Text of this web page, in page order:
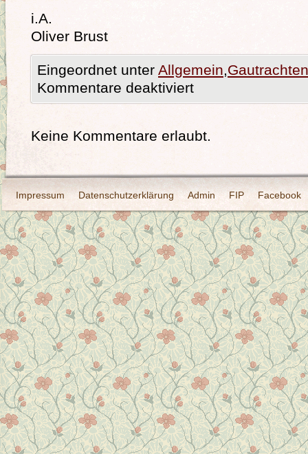
i.A.
Oliver Brust
Eingeordnet unter Allgemein,
Kommentare deaktiviert
Keine Kommentare erlaubt.
Impressum Datenschutzerklärung Admin FIP Facebook